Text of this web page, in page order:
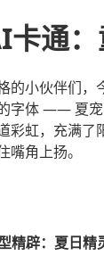
卡通
的小伙伴们，
字体 —— 夏宠
彩虹，充满了
嘴角上扬。
精辟：夏日精